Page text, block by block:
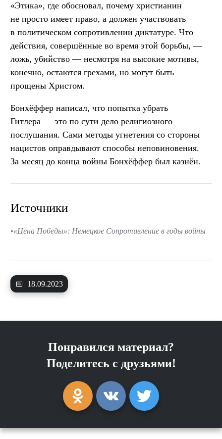
«Этика», где обосновал, почему христианин
не просто имеет право, а должен участвовать
в политическом сопротивлении диктатуре. Что
действия, совершённые во время этой борьбы, —
ложь, убийство — несмотря на высокие мотивы,
конечно, остаются грехами, но могут быть
прощены Христом.
Бонхёффер написал, что попытка убрать
Гитлера — это по сути дело религиозного
послушания. Сами методы угнетения со стороны
нацистов оправдывают способы неповиновения.
За месяц до конца войны Бонхёффер был казнён.
📅 18.09.2023
Источники
«Цена Победы»: Немецкое Сопротивление в годы войны
Понравился материал?
Поделитесь с друзьями!